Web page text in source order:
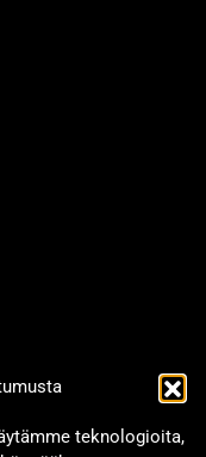
teknologioita,